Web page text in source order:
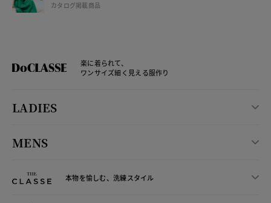
カタログ掲載商品
楽に着られて、
ワンサイズ細く見える服作り
LADIES
MENS
本物を愉しむ、洗練スタイル